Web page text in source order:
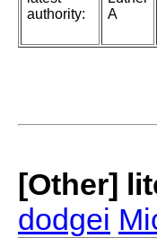
authority:
A
[Other]
dodgei